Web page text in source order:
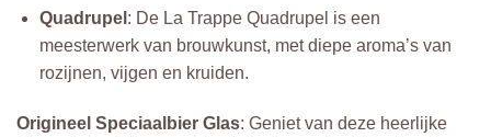
Quadrupel : De La Trappe Quadrupel is een
meesterwerk van brouwkunst, met diepe aroma’s van
rozijnen, vijgen en kruiden.
Origineel Speciaalbier Glas: Geniet van deze heerlijke